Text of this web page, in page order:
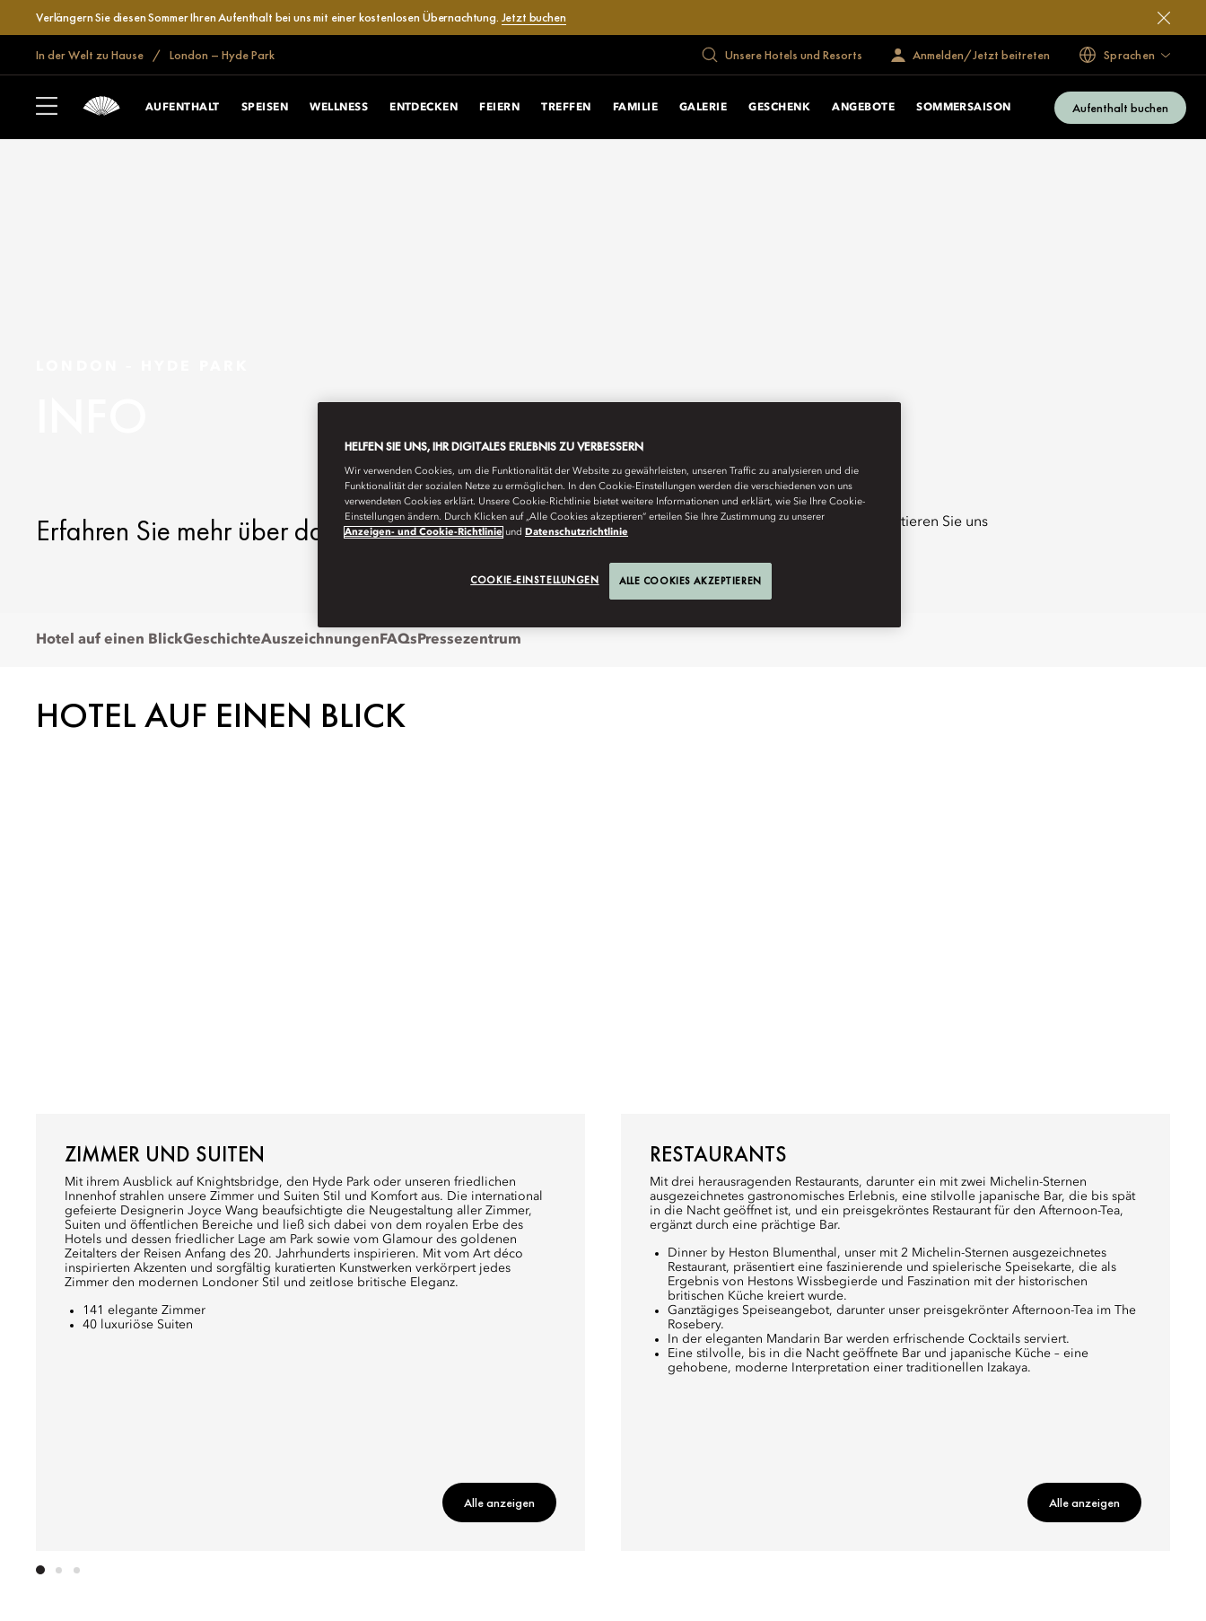
Verlängern Sie diesen Sommer Ihren Aufenthalt bei uns mit einer kostenlosen Übernachtung. Jetzt buchen
In der Welt zu Hause London – Hyde Park Unsere Hotels und Resorts Anmelden/Jetzt beitreten Sprachen
AUFENTHALT SPEISEN WELLNESS ENTDECKEN FEIERN TREFFEN FAMILIE GALERIE GESCHENK ANGEBOTE SOMMERSAISON Aufenthalt buchen
Erfahren Sie mehr über das Mandarin Oriental Hyde Park, London. Kontaktieren Sie uns
Hotel auf einen BlickGeschichteAuszeichnungen FAQs Pressezentrum
HOTEL AUF EINEN BLICK
ZIMMER UND SUITEN
Mit ihrem Ausblick auf Knightsbridge, den Hyde Park oder unseren friedlichen
Innenhof strahlen unsere Zimmer und Suiten Stil und Komfort aus. Die international
gefeierte Designerin Joyce Wang beaufsichtigte die Neugestaltung aller Zimmer,
Suiten und öffentlichen Bereiche und ließ sich dabei von dem royalen Erbe des
Hotels und dessen friedlicher Lage am Park sowie vom Glamour des goldenen
Zeitalters der Reisen Anfang des 20. Jahrhunderts inspirieren. Mit vom Art déco
inspirierten Akzenten und sorgfältig kuratierten Kunstwerken verkörpert jedes
Zimmer den modernen Londoner Stil und zeitlose britische Eleganz.
141 elegante Zimmer
40 luxuriöse Suiten
Alle anzeigen
RESTAURANTS
Mit drei herausragenden Restaurants, darunter ein mit zwei Michelin-Sternen
ausgezeichnetes gastronomisches Erlebnis, eine stilvolle japanische Bar, die bis spät
in die Nacht geöffnet ist, und ein preisgekröntes Restaurant für den Afternoon-Tea,
ergänzt durch eine prächtige Bar.
Dinner by Heston Blumenthal, unser mit 2 Michelin-Sternen ausgezeichnetes
Restaurant, präsentiert eine faszinierende und spielerische Speisekarte, die als
Ergebnis von Hestons Wissbegierde und Faszination mit der historischen
britischen Küche kreiert wurde.
Ganztägiges Speiseangebot, darunter unser preisgekrönter Afternoon-Tea im The
Rosebery.
In der eleganten Mandarin Bar werden erfrischende Cocktails serviert.
Eine stilvolle, bis in die Nacht geöffnete Bar und japanische Küche – eine
gehobene, moderne Interpretation einer traditionellen Izakaya.
Alle anzeigen
HELFEN SIE UNS, IHR DIGITALES ERLEBNIS ZU VERBESSERN
Wir verwenden Cookies, um die Funktionalität der Website zu gewährleisten, unseren Traffic zu analysieren und die
Funktionalität der sozialen Netze zu ermöglichen. In den Cookie-Einstellungen werden die verschiedenen von uns
verwendeten Cookies erklärt. Unsere Cookie-Richtlinie bietet weitere Informationen und erklärt, wie Sie Ihre Cookie-
Einstellungen ändern. Durch Klicken auf „Alle Cookies akzeptieren“ erteilen Sie Ihre Zustimmung zu unserer
Anzeigen- und Cookie-Richtlinie und Datenschutzrichtlinie
COOKIE-EINSTELLUNGEN ALLE COOKIES AKZEPTIEREN